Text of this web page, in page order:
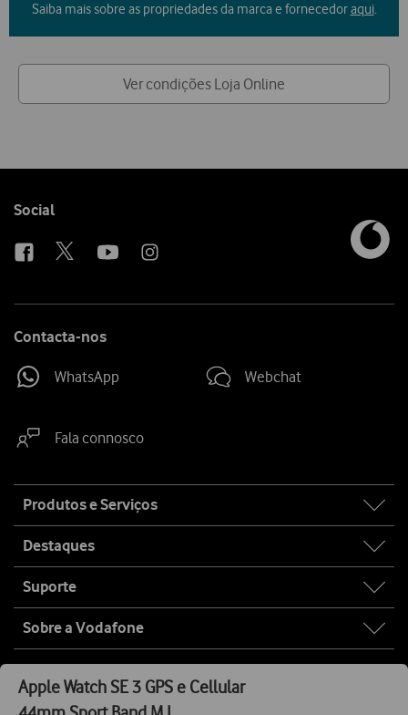
AppleWatch SE 3 GPS e Cellular
Saiba mais sobre as propriedades da marca e fornecedoraqui.
Ver condições Loja Online
Follow
Social
Contacta-nos
WhatsApp Webchat
Fala connosco
map
Produtos e Serviços
Destaques
Suporte
Sobre a Vodafone
Privacidade Serviços Digitais Política Anticorrupção